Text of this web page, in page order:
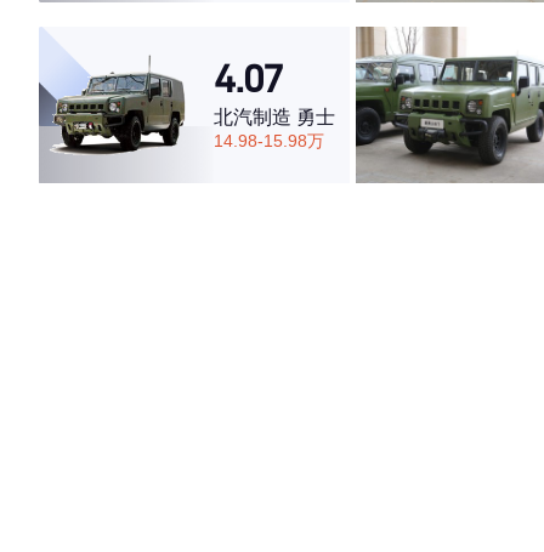
4.07
北汽制造 勇士
14.98-15.98万